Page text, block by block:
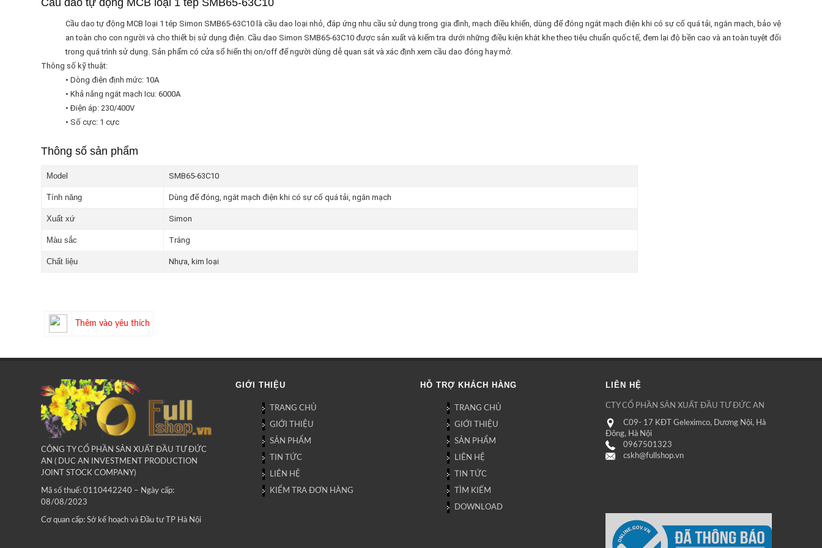
Cầu dao tự động MCB loại 1 tép SMB65-63C10
Cầu dao tự động MCB loại 1 tép Simon SMB65-63C10 là cầu dao loại nhỏ, đáp ứng nhu cầu sử dụng trong gia đình, mạch điều khiển, dùng để đóng ngắt mạch điện khi có sự cố quá tải, ngắn mạch, bảo vệ
an toàn cho con người và cho thiết bị sử dụng điện. Cầu dao Simon SMB65-63C10 được sản xuất và kiểm tra dưới những điều kiện khắt khe theo tiêu chuẩn quốc tế, đem lại độ bền cao và an toàn tuyệt đối
trong quá trình sử dụng. Sản phẩm có cửa sổ hiển thị on/off để người dùng dễ quan sát và xác định xem cầu dao đóng hay mở.
Thông số kỹ thuật:
• Dòng điện định mức: 10A
• Khả năng ngắt mạch Icu: 6000A
• Điện áp: 230/400V
• Số cực: 1 cực
Thông số sản phẩm
Model SMB65-63C10
Tính năng Dùng để đóng, ngắt mạch điện khi có sự cố quá tải, ngắn mạch
Xuất xứ Simon
Màu sắc Trắng
Chất liệu Nhựa, kim loại
Thêm vào yêu thích
CÔNG TY CỔ PHẦN SẢN XUẤT ĐẦU TƯ ĐỨC
AN ( DUC AN INVESTMENT PRODUCTION
JOINT STOCK COMPANY)
Mã số thuế: 0110442240 – Ngày cấp:
08/08/2023
Cơ quan cấp: Sở kế hoạch và Đầu tư TP Hà Nội
GIỚI THIỆU
TRANG CHỦ
GIỚI THIỆU
SẢN PHẨM
TIN TỨC
LIÊN HỆ
KIỂM TRA ĐƠN HÀNG
HỖ TRỢ KHÁCH HÀNG
TRANG CHỦ
GIỚI THIỆU
SẢN PHẨM
LIÊN HỆ
TIN TỨC
TÌM KIẾM
DOWNLOAD
LIÊN HỆ
CTY CỔ PHẦN SẢN XUẤT ĐẦU TƯ ĐỨC AN
C09- 17 KĐT Geleximco, Dương Nội, Hà
Đông, Hà Nội
0967501323
cskh@fullshop.vn